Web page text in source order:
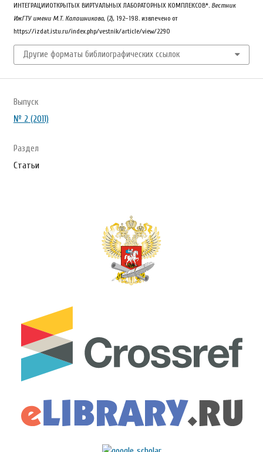
ИНТЕГРАЦИИОТКРЫТЫХ ВИРТУАЛЬНЫХ ЛАБОРАТОРНЫХ КОМПЛЕКСОВ*. Вестник
ИжГТУ имени М.Т. Калашникова, (2), 192–198. извлечено от
https://izdat.istu.ru/index.php/vestnik/article/view/2290
Другие форматы библиографических ссылок
Выпуск
№ 2 (2011)
Раздел
Статьи